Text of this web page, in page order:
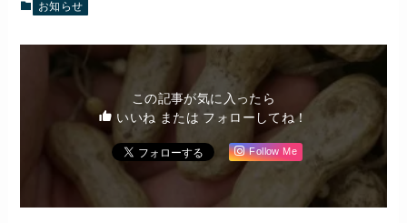
お知らせ
この記事が気に入ったら
いいね または フォローしてね！
Follow Me